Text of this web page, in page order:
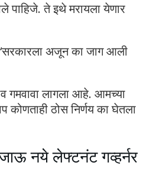
पाहिजे. ते इथे मरायला येणार
अजून का जाग आली
गमवावा लागला आहे. आमच्या
कोणताही ठोस निर्णय का घेतला
जाऊ नये लेफ्टनंट गव्हर्नर